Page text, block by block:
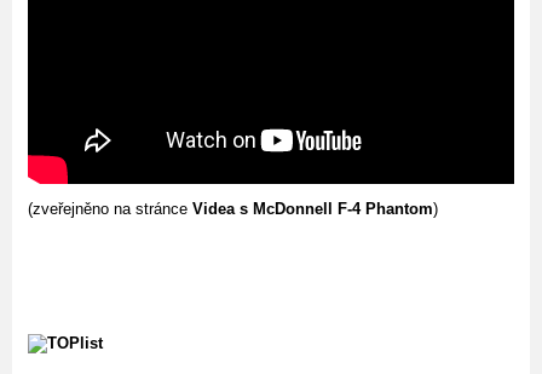
(zveřejněno na stránce Videa s McDonnell F-4 Phantom)